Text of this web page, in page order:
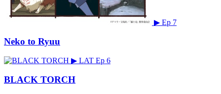
▶ Ep 7
Neko to Ryuu
▶ LAT Ep 6
BLACK TORCH